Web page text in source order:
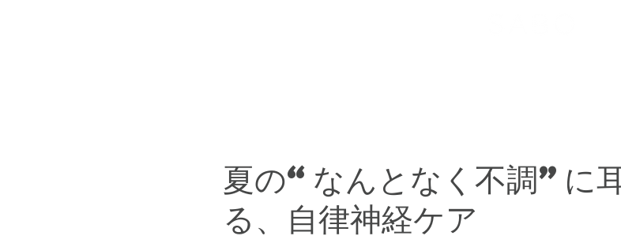
夏の“なんとなく不調”に
る、自律神経ケア